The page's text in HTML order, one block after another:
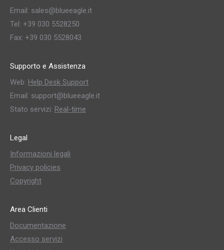
Email: sales@blueeagle.it
Tel: +39 030 5528250
Fax: +39 030 5528043
Supporto e Assistenza
Web: Help Desk Support
Email: support@blueeagle.it
Stato servizi: Real-time
Legal
Informazioni legali
Privacy policies
Copyright
Area Clienti
Documentazione
Accesso servizi